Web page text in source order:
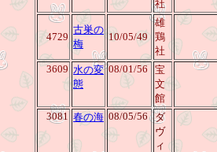
社
4729
古巣の
梅
10/05/49
雄
鶏
社
3609 水の変
態
08/01/56
宝
文
館
3081 春の海 08/05/56
ダ
ヴ
ィ